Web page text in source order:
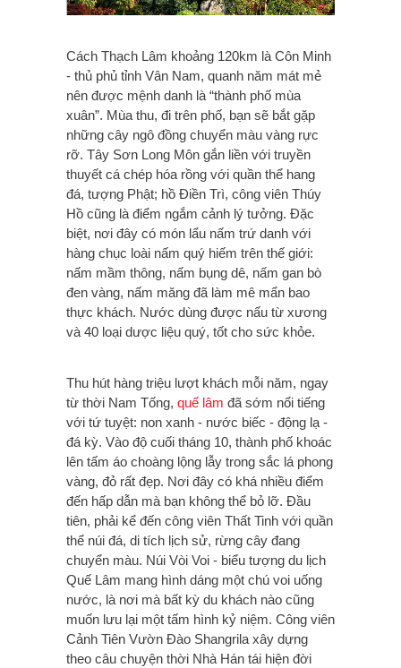
Cách Thạch Lâm khoảng 120km là Côn Minh
- thủ phủ tỉnh Vân Nam, quanh năm mát mẻ
nên được mệnh danh là “thành phố mùa
xuân”. Mùa thu, đi trên phố, bạn sẽ bắt gặp
những cây ngô đồng chuyển màu vàng rực
rỡ. Tây Sơn Long Môn gắn liền với truyền
thuyết cá chép hóa rồng với quần thể hang
đá, tượng Phật; hồ Điền Trì, công viên Thúy
Hồ cũng là điểm ngắm cảnh lý tưởng. Đặc
biệt, nơi đây có món lẩu nấm trứ danh với
hàng chục loài nấm quý hiếm trên thế giới:
nấm mầm thông, nấm bụng dê, nấm gan bò
đen vàng, nấm măng đã làm mê mẩn bao
thực khách. Nước dùng được nấu từ xương
và 40 loại dược liệu quý, tốt cho sức khỏe.
Thu hút hàng triệu lượt khách mỗi năm, ngay
từ thời Nam Tống, quế lâm đã sớm nổi tiếng
với tứ tuyệt: non xanh - nước biếc - động lạ -
đá kỳ. Vào độ cuối tháng 10, thành phố khoác
lên tấm áo choàng lộng lẫy trong sắc lá phong
vàng, đỏ rất đẹp. Nơi đây có khá nhiều điểm
đến hấp dẫn mà bạn không thể bỏ lỡ. Đầu
tiên, phải kể đến công viên Thất Tinh với quần
thể núi đá, di tích lịch sử, rừng cây đang
chuyển màu. Núi Vòi Voi - biểu tượng du lịch
Quế Lâm mang hình dáng một chú voi uống
nước, là nơi mà bất kỳ du khách nào cũng
muốn lưu lại một tấm hình kỷ niệm. Công viên
Cảnh Tiên Vườn Đào Shangrila xây dựng
theo câu chuyện thời Nhà Hán tái hiện đời